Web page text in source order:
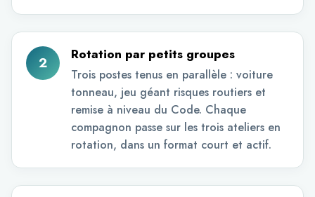
2 Rotation par petits groupes
Trois postes tenus en parallèle : voiture
tonneau, jeu géant risques routiers et
remise à niveau du Code. Chaque
compagnon passe sur les trois ateliers en
rotation, dans un format court et actif.